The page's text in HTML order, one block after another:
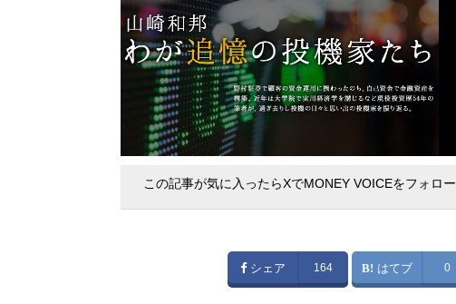
この記事が気に入ったらXでMONEY VOICEをフォロー
シェア 164 はてブ 0